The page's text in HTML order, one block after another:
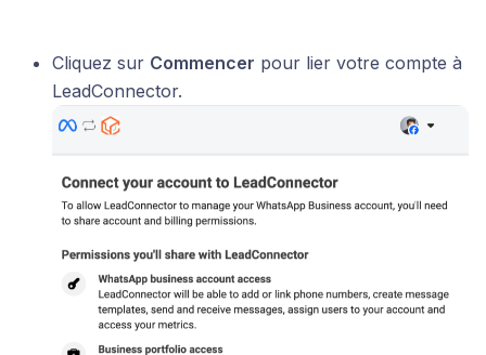
Cliquez sur Commencer pour lier votre compte à
LeadConnector.